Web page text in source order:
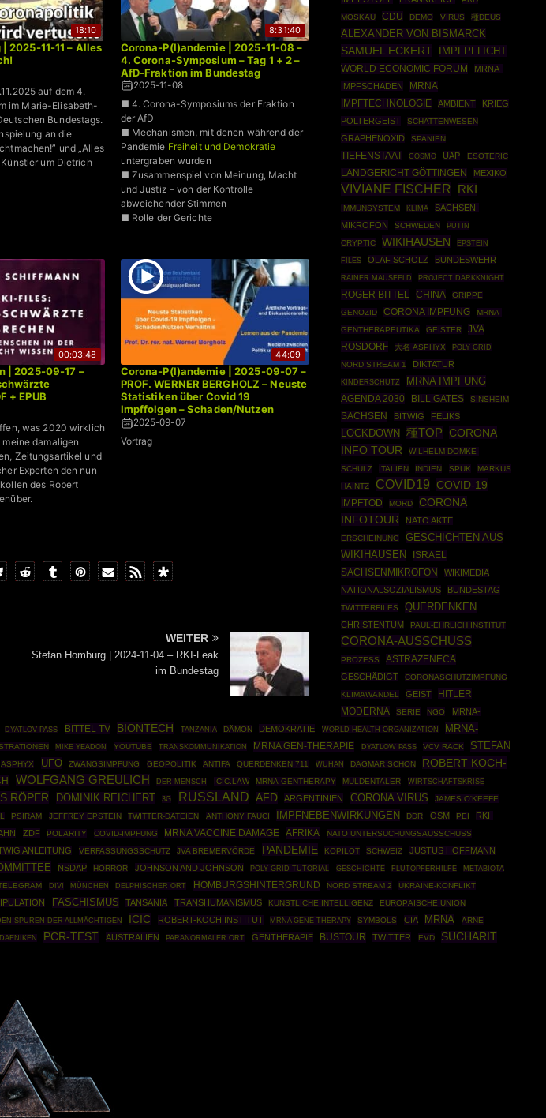
18:10
2025-11-11 – Alles
auf dem 4.
im Marie-Elisabeth-
Bundestags.
an die
und „Alles
um Dietrich
8:31:40
Corona-P(l)andemie | 2025-11-08 –
4. Corona-Symposium – Tag 1 + 2 –
AfD-Fraktion im Bundestag
2025-11-08
■ 4. Corona-Symposiums der Fraktion
der AfD
■ Mechanismen, mit denen während der
Pandemie Freiheit und Demokratie
untergraben wurden
■ Zusammenspiel von Meinung, Macht
und Justiz – von der Kontrolle
abweichender Stimmen
■ Rolle der Gerichte
00:03:48
| 2025-09-17 –
+ EPUB
was 2020 wirklich
damaligen
Zeitungsartikel und
Experten den nun
des Robert
44:09
Corona-P(l)andemie | 2025-09-07 –
PROF. WERNER BERGHOLZ – Neuste
Statistiken über Covid 19
Impffolgen – Schaden/Nutzen
Verhältnis
2025-09-07
Vortrag
WEITER
Stefan Homburg | 2024-11-04 – RKI-Leak
im Bundestag
MOSKAU
CDU DEMO VIRUS 種DEUS
ALEXANDER VON BISMARCK
SAMUEL ECKERT IMPFPFLICHT
WORLD ECONOMIC FORUM
MRNA-
IMPFSCHADEN
MRNA
IMPFTECHNOLOGIE
AMBIENT
KRIEG
POLTERGEIST
SCHATTENWESEN
GRAPHENOXID SPANIEN
TIEFENSTAAT COSMO UAP ESOTERIC
LANDGERICHT GÖTTINGEN MEXIKO
VIVIANE FISCHER RKI
IMMUNSYSTEM KLIMA
SACHSEN-
MIKROFON
SCHWEDEN
PUTIN
CRYPTIC
WIKIHAUSEN
EPSTEIN
FILES
OLAF SCHOLZ BUNDESWEHR
RAINER MAUSFELD PROJECT DARKKNIGHT
ROGER BITTEL CHINA
GRIPPE
GENOZID
CORONA IMPFUNG
MRNA-
GENTHERAPEUTIKA
GEISTER
JVA
ROSDORF
大名 ASPHYX
POLY GRID
NORD STREAM 1
DIKTATUR
KINDERSCHUTZ MRNA IMPFUNG
AGENDA 2030 BILL GATES SINSHEIM
SACHSEN BITWIG FELIKS
LOCKDOWN 種TOP
CORONA
INFO TOUR
WILHELM DOMKE-
SCHULZ
ITALIEN INDIEN SPUK
MARKUS
HAINTZ
COVID19 COVID-19
IMPFTOD MORD
CORONA
INFOTOUR
NATO AKTE
ERSCHEINUNG
GESCHICHTEN AUS
WIKIHAUSEN
ISRAEL
SACHSENMIKROFON
WIKIMEDIA
NATIONALSOZIALISMUS
BUNDESTAG
TWITTERFILES QUERDENKEN
CHRISTENTUM PAUL-EHRLICH INSTITUT
CORONA-AUSSCHUSS
PROZESS ASTRAZENECA
GESCHÄDIGT
CORONASCHUTZIMPFUNG
KLIMAWANDEL
GEIST HITLER
MODERNA SERIE NGO
MRNA-
DYATLOV PASS BITTEL TV BIONTECH TANZANIA DÄMON DEMOKRATIE WORLD HEALTH ORGANIZATION
MRNA-
MIKE YEADON YOUTUBE TRANSKOMMUNIKATION MRNA GEN-THERAPIE DYATLOW PASS VCV RACK
STEFAN
ASPHYX UFO ZWANGSIMPFUNG GEOPOLITIK ANTIFA QUERDENKEN 711 WUHAN DAGMAR SCHÖN
ROBERT KOCH-
WOLFGANG GREULICH DER MENSCH ICIC.LAW MRNA-GENTHERAPY MULDENTALER WIRTSCHAFTSKRISE
RÖPER DOMINIK REICHERT 3G RUSSLAND AFD ARGENTINIEN CORONA VIRUS JAMES O'KEEFE
PSIRAM JEFFREY EPSTEIN TWITTER-DATEIEN ANTHONY FAUCI IMPFNEBENWIRKUNGEN DDR OSM PEI
RKI-
ZDF POLARITY COVID-IMPFUNG MRNA VACCINE DAMAGE AFRIKA
NATO UNTERSUCHUNGSAUSSCHUSS
ANLEITUNG VERFASSUNGSSCHUTZ JVA BREMERVÖRDE PANDEMIE KOPILOT SCHWEIZ
JUSTUS HOFFMANN
NSDAP HORROR JOHNSON AND JOHNSON POLY GRID TUTORIAL GESCHICHTE FLUTOPFERHILFE METABIOTA
DIVI MÜNCHEN DELPHISCHER ORT HOMBURGSHINTERGRUND NORD STREAM 2 UKRAINE-KONFLIKT
FASCHISMUS TANSANIA TRANSHUMANISMUS KÜNSTLICHE INTELLIGENZ
EUROPÄISCHE UNION
SPUREN DER ALLMÄCHTIGEN ICIC ROBERT-KOCH INSTITUT MRNA GENE THERAPY SYMBOLS CIA MRNA
ARNE
PCR-TEST AUSTRALIEN PARANORMALER ORT GENTHERAPIE BUSTOUR TWITTER EVD
SUCHARIT
By :